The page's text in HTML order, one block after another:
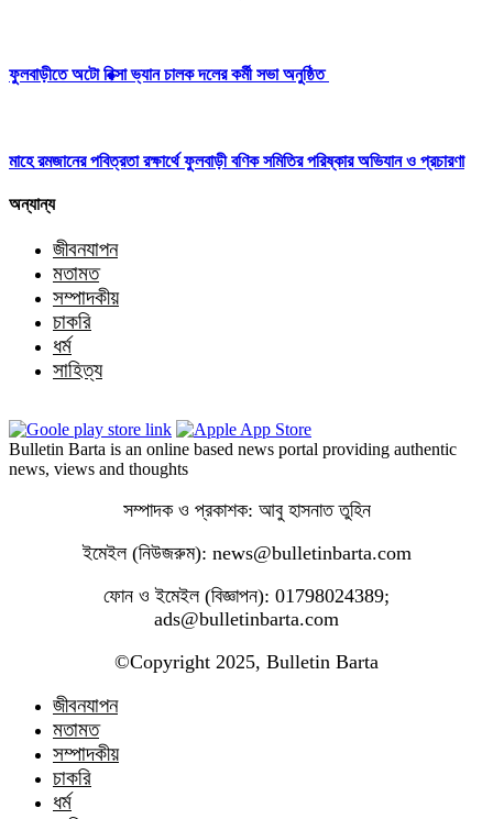
ফুলবাড়ীতে অটো রিক্সা ভ্যান চালক দলের কর্মী সভা অনুষ্ঠিত
মাহে রমজানের পবিত্রতা রক্ষার্থে ফুলবাড়ী বণিক সমিতির পরিষ্কার অভিযান ও প্রচারণা
অন্যান্য
জীবনযাপন
মতামত
সম্পাদকীয়
চাকরি
ধর্ম
সাহিত্য
Bulletin Barta is an online based news portal providing authentic
news, views and thoughts
সম্পাদক ও প্রকাশক: আবু হাসনাত তুহিন
ইমেইল (নিউজরুম): news@bulletinbarta.com
ফোন ও ইমেইল (বিজ্ঞাপন): 01798024389;
ads@bulletinbarta.com
©️Copyright 2025, Bulletin Barta
জীবনযাপন
মতামত
সম্পাদকীয়
চাকরি
ধর্ম